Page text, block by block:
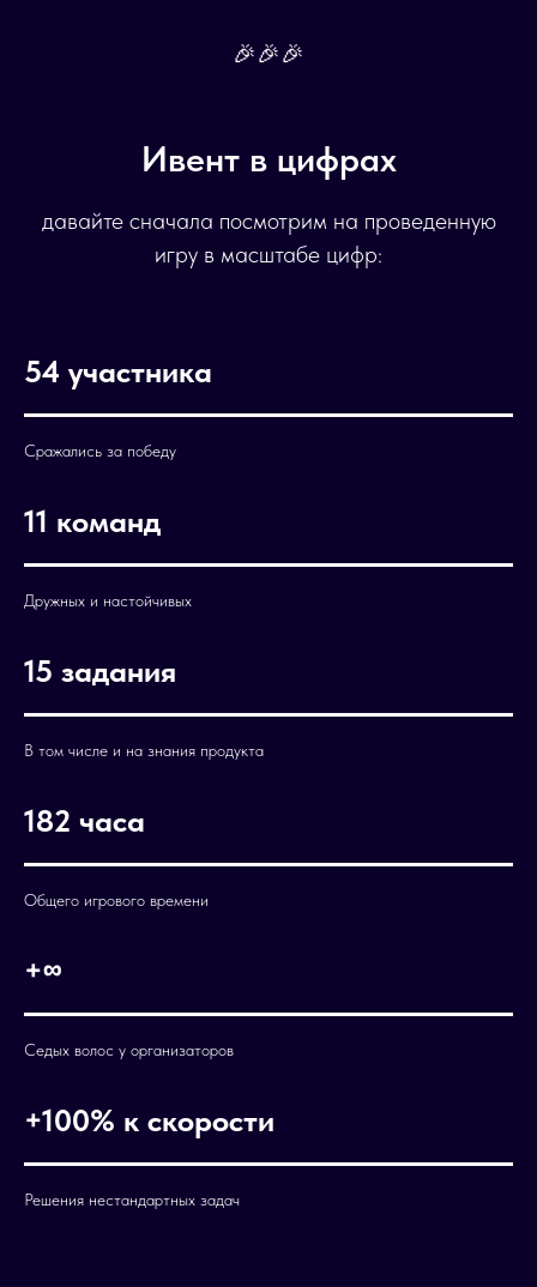
🎉🎉🎉
Ивент в цифрах
давайте сначала посмотрим на проведенную
игру в масштабе цифр:
54 участника
Сражались за победу
11 команд
Дружных и настойчивых
15 задания
В том числе и на знания продукта
182 часа
Общего игрового времени
+∞
Седых волос у организаторов
+100% к скорости
Решения нестандартных задач